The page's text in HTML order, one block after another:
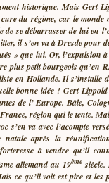
historique. Mais Gert
du régime, car le monde
se débarrasser de lui en
il s’en va à Dresde pour
» que lui. Or, l’expulsion à
plus petit bourgeois qu’en
en Hollande. Il s’installe
bonne idée ! Gert Lippold
de l’ Europe. Bâle,
région qui le tente.
va avec l’acompte
après la
à vendre qu’il
allemand au 19ème
ce qu’il voit est pire et les